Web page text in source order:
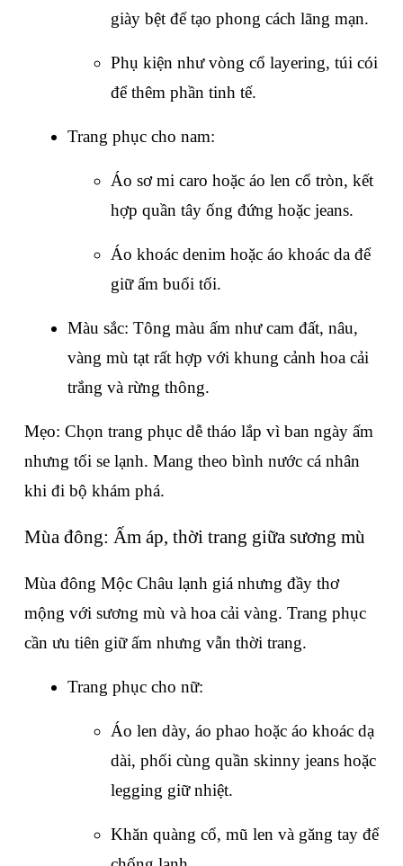
giày bệt để tạo phong cách lãng mạn.
Phụ kiện như vòng cổ layering, túi cói
để thêm phần tinh tế.
Trang phục cho nam:
Áo sơ mi caro hoặc áo len cổ tròn, kết
hợp quần tây ống đứng hoặc jeans.
Áo khoác denim hoặc áo khoác da để
giữ ấm buổi tối.
Màu sắc: Tông màu ấm như cam đất, nâu,
vàng mù tạt rất hợp với khung cảnh hoa cải
trắng và rừng thông.
Mẹo: Chọn trang phục dễ tháo lắp vì ban ngày ấm
nhưng tối se lạnh. Mang theo bình nước cá nhân
khi đi bộ khám phá.
Mùa đông: Ấm áp, thời trang giữa sương mù
Mùa đông Mộc Châu lạnh giá nhưng đầy thơ
mộng với sương mù và hoa cải vàng. Trang phục
cần ưu tiên giữ ấm nhưng vẫn thời trang.
Trang phục cho nữ:
Áo len dày, áo phao hoặc áo khoác dạ
dài, phối cùng quần skinny jeans hoặc
legging giữ nhiệt.
Khăn quàng cổ, mũ len và găng tay để